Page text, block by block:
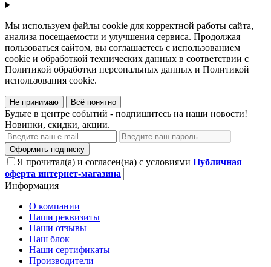
Мы используем файлы cookie для корректной работы сайта,
анализа посещаемости и улучшения сервиса. Продолжая
пользоваться сайтом, вы соглашаетесь с использованием
cookie и обработкой технических данных в соответствии с
Политикой обработки персональных данных и Политикой
использования cookie.
Не принимаю Всё понятно
Будьте в центре событий - подпишитесь на наши новости!
Новинки, скидки, акции.
Оформить подписку
Я прочитал(а) и согласен(на) с условиями Публичная
оферта интернет-магазина
Информация
О компании
Наши реквизиты
Наши отзывы
Наш блок
Наши сертификаты
Производители